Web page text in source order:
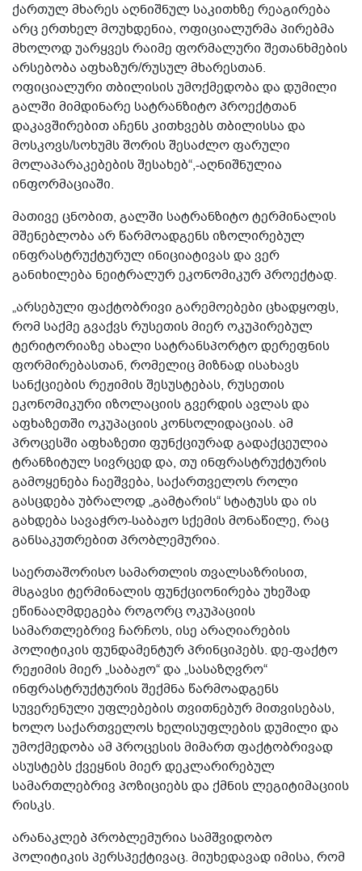
ქართულ მხარეს აღნიშნულ საკითხზე რეაგირება
არც ერთხელ მოუხდენია, ოფიციალურმა პირებმა
მხოლოდ უარყვეს რაიმე ფორმალური შეთანხმების
არსებობა აფხაზურ/რუსულ მხარესთან.
ოფიციალური თბილისის უმოქმედობა და დუმილი
გალში მიმდინარე სატრანზიტო პროექტთან
დაკავშირებით აჩენს კითხვებს თბილისსა და
მოსკოვს/სოხუმს შორის შესაძლო ფარული
მოლაპარაკებების შესახებ“,-აღნიშნულია
ინფორმაციაში.
მათივე ცნობით, გალში სატრანზიტო ტერმინალის
მშენებლობა არ წარმოადგენს იზოლირებულ
ინფრასტრუქტურულ ინიციატივას და ვერ
განიხილება ნეიტრალურ ეკონომიკურ პროექტად.
„არსებული ფაქტობრივი გარემოებები ცხადყოფს,
რომ საქმე გვაქვს რუსეთის მიერ ოკუპირებულ
ტერიტორიაზე ახალი სატრანსპორტო დერეფნის
ფორმირებასთან, რომელიც მიზნად ისახავს
სანქციების რეჟიმის შესუსტებას, რუსეთის
ეკონომიკური იზოლაციის გვერდის ავლას და
აფხაზეთში ოკუპაციის კონსოლიდაციას. ამ
პროცესში აფხაზეთი ფუნქციურად გადაქცეულია
ტრანზიტულ სივრცედ და, თუ ინფრასტრუქტურის
გამოყენება ჩაეშვება, საქართველოს როლი
გასცდება უბრალოდ „გამტარის“ სტატუსს და ის
გახდება სავაჭრო-საბაჟო სქემის მონაწილე, რაც
განსაკუთრებით პრობლემურია.
საერთაშორისო სამართლის თვალსაზრისით,
მსგავსი ტერმინალის ფუნქციონირება უხეშად
ეწინააღმდეგება როგორც ოკუპაციის
სამართლებრივ ჩარჩოს, ისე არაღიარების
პოლიტიკის ფუნდამენტურ პრინციპებს. დე-ფაქტო
რეჟიმის მიერ „საბაჟო“ და „სასაზღვრო“
ინფრასტრუქტურის შექმნა წარმოადგენს
სუვერენული უფლებების თვითნებურ მითვისებას,
ხოლო საქართველოს ხელისუფლების დუმილი და
უმოქმედობა ამ პროცესის მიმართ ფაქტობრივად
ასუსტებს ქვეყნის მიერ დეკლარირებულ
სამართლებრივ პოზიციებს და ქმნის ლეგიტიმაციის
რისკს.
არანაკლებ პრობლემურია სამშვიდობო
პოლიტიკის პერსპექტივაც. მიუხედავად იმისა, რომ